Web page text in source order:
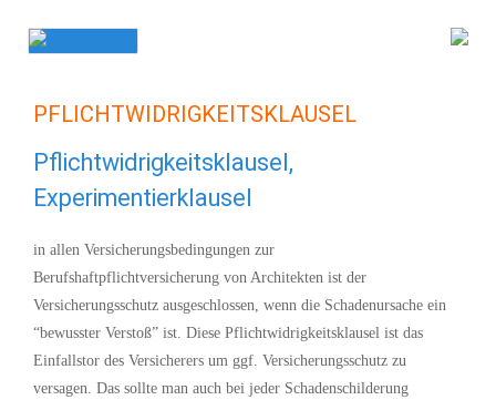
content
PFLICHTWIDRIGKEITSKLAUSEL
Pflichtwidrigkeitsklausel,
Experimentierklausel
in allen Versicherungsbedingungen zur
Berufshaftpflichtversicherung von Architekten ist der
Versicherungsschutz ausgeschlossen, wenn die Schadenursache ein
“bewusster Verstoß” ist. Diese Pflichtwidrigkeitsklausel ist das
Einfallstor des Versicherers um ggf. Versicherungsschutz zu
versagen. Das sollte man auch bei jeder Schadenschilderung